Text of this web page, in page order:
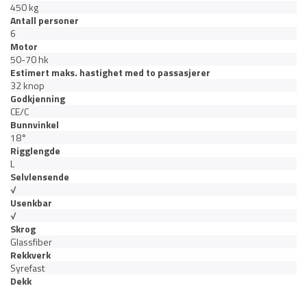
450 kg
Antall personer
6
Motor
50-70 hk
Estimert maks. hastighet med to passasjerer
32 knop
Godkjenning
CE/C
Bunnvinkel
18°
Rigglengde
L
Selvlensende
√
Usenkbar
√
Skrog
Glassfiber
Rekkverk
Syrefast
Dekk